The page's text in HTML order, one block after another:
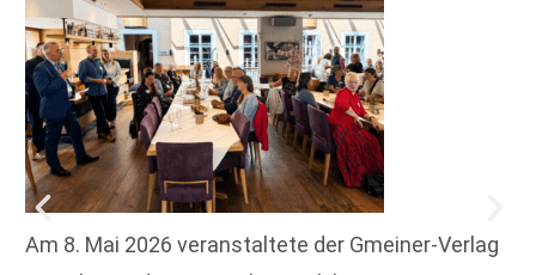
Am 8. Mai 2026 veranstaltete der Gmeiner-Verlag